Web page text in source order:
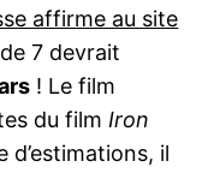
affirme au site
7 devrait
! Le film
du filmIron
d’estimations, il